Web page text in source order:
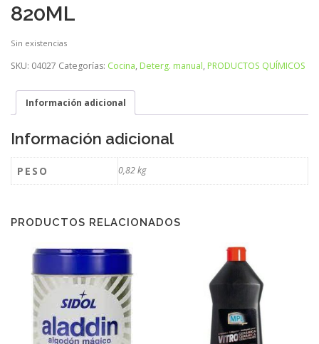
820ML
Sin existencias
SKU: 04027 Categorías: Cocina, Deterg. manual, PRODUCTOS QUÍMICOS
Información adicional
Información adicional
PESO 0,82 kg
PRODUCTOS RELACIONADOS